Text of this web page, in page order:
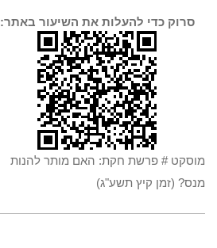
סרוק כדי להעלות את השיעור באתר:
מוסקט # פרשת חקת: האם מותר להנות
מנס? (זמן קיץ תשע"ג)